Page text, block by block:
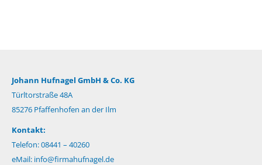
Johann Hufnagel GmbH & Co. KG
Türltorstraße 48A
85276 Pfaffenhofen an der Ilm
Kontakt:
Telefon: 08441 – 40260
eMail: info@firmahufnagel.de